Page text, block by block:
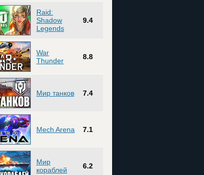
Raid:
Shadow
Legends
9.4
War
Thunder
8.8
Мир танков 7.4
Mech Arena 7.1
Мир
кораблей
6.2